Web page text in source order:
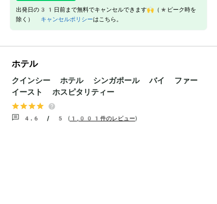
出発日の31日前まで無料でキャンセルできます🙌（*ピーク時を
除く） キャンセルポリシーはこちら。
ホテル
クインシー ホテル シンガポール バイ ファー
イースト ホスピタリティー
4.6 / 5 ( 1,001件のレビュー)